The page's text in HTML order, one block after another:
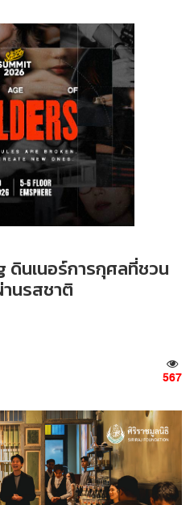
ดินเนอร์การกุศลที่ชวน
านรสชาติ
567